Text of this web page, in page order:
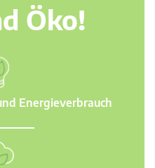
Öko!
Energieverbrauch